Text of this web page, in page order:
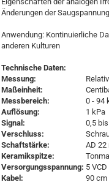
Änderungen der
Anwendung: Kontinuierliche
anderen Kulturen
Technische Daten:
Messung:
Maßeinheit:
Messbereich:
0 - 94
Auflösung:
1 kPa
Signal:
0,5
Verschluss:
Schaftstärke:
AD 22
Keramikspitze:
Versorgungsspannung: 5 VCD
Kabel:
90 cm